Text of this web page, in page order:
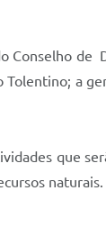
Conselho
a
que
naturais.